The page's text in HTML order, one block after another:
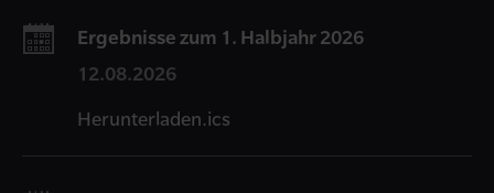
Ergebnisse zum 1. Halbjahr 2026
12.08.2026
Herunterladen.ics